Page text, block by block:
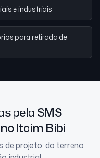
e industriais
para retirada de
pela SMS
Itaim Bibi
de projeto, do terreno